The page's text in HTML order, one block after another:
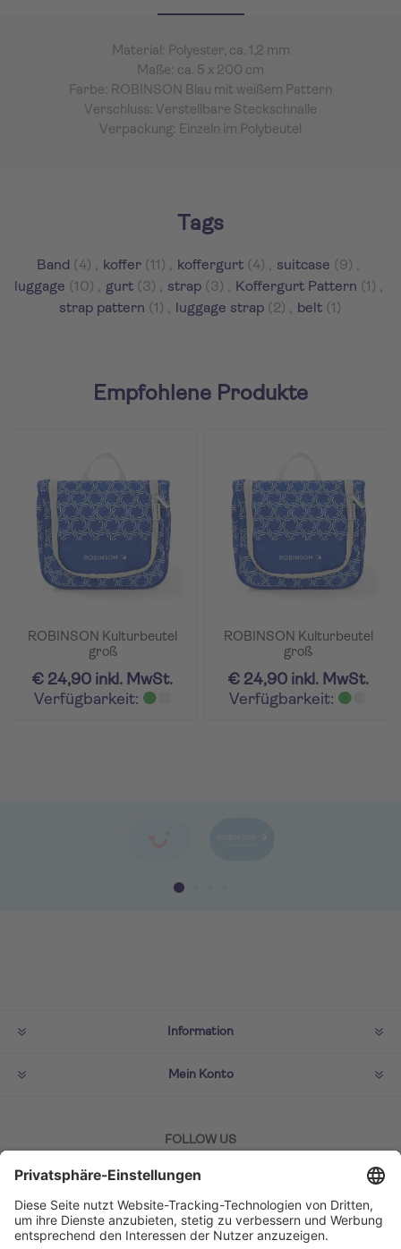
Material: Polyester, ca. 1,2 mm
Maße: ca. 5 x 200 cm
Farbe: ROBINSON Blau mit weißem Pattern
Verschluss: Verstellbare Steckschnalle
Verpackung: Einzeln im Polybeutel
Tags
Band (4) , koffer (11) , koffergurt (4) , suitcase (9) ,
luggage (10) , gurt (3) , strap (3) , Koffergurt Pattern (1) ,
strap pattern (1) , luggage strap (2) , belt (1)
Empfohlene Produkte
ROBINSON Kulturbeutel
groß
€ 24,90 inkl. MwSt.
Verfügbarkeit:
ROBINSON Kulturbeutel
groß
€ 24,90 inkl. MwSt.
Verfügbarkeit:
Information
Mein Konto
FOLLOW US
ZAHLMETHODEN